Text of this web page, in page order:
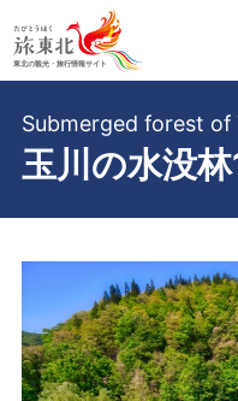
玉川の水没林
Submerged forest of